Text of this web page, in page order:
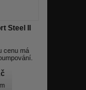
Steel II
cenu má